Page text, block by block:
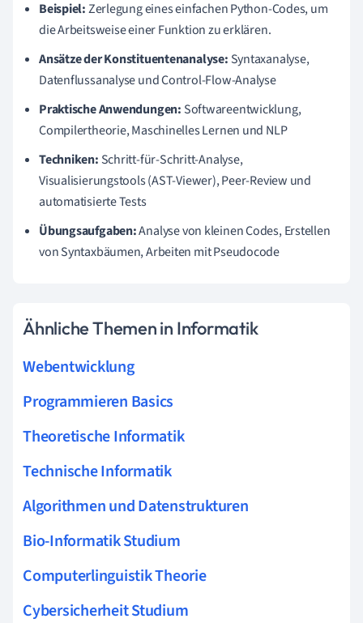
Beispiel:Zerlegung eines einfachen Python-Codes, um
die Arbeitsweise einer Funktion zu erklären.
Ansätze der Konstituentenanalyse: Syntaxanalyse,
Datenflussanalyse und Control-Flow-Analyse
Praktische Anwendungen: Softwareentwicklung,
Compilertheorie, Maschinelles Lernen und NLP
Techniken: Schritt-für-Schritt-Analyse,
Visualisierungstools (AST-Viewer), Peer-Review und
automatisierte Tests
Übungsaufgaben:Analyse von kleinen Codes, Erstellen
von Syntaxbäumen, Arbeiten mit Pseudocode
Ähnliche Themen in Informatik
Webentwicklung
Programmieren Basics
Theoretische Informatik
Technische Informatik
Algorithmen und Datenstrukturen
Bio-Informatik Studium
Computerlinguistik Theorie
Cybersicherheit Studium